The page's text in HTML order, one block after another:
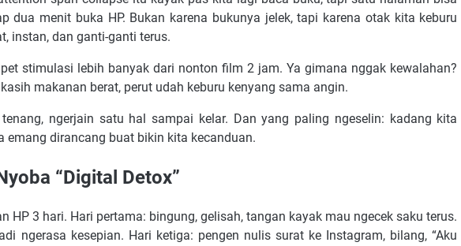
dua menit buka HP. Bukan karena bukunya jelek, tapi karena otak kita keburu
instan, dan ganti-ganti terus.
stimulasi lebih banyak dari nonton film 2 jam. Ya gimana nggak kewalahan?
makanan berat, perut udah keburu kenyang sama angin.
ngerjain satu hal sampai kelar. Dan yang paling ngeselin: kadang kita
emang dirancang buat bikin kita kecanduan.
“Digital Detox”
HP 3 hari. Hari pertama: bingung, gelisah, tangan kayak mau ngecek saku terus.
ngerasa kesepian. Hari ketiga: pengen nulis surat ke Instagram, bilang, “Aku